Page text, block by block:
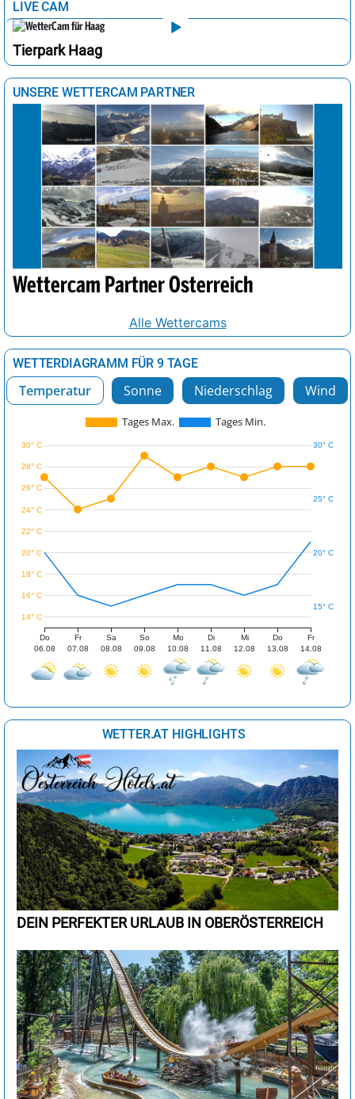
LIVE CAM
Tierpark Haag
UNSERE WETTERCAM PARTNER
Wettercam Partner Österreich
Alle Wettercams
WETTERDIAGRAMM FÜR 9 TAGE
Temperatur Sonne Niederschlag Wind
Tages Max. Tages Min.
Do
06.08
Fr
07.08
Sa
08.08
So
09.08
Mo
10.08
Di
11.08
Mi
12.08
Do
13.08
Fr
14.08
14° C
16° C
18° C
20° C
22° C
24° C
26° C
28° C
30° C
15° C
20° C
25° C
30° C
WETTER.AT HIGHLIGHTS
DEIN PERFEKTER URLAUB IN OBERÖSTERREICH